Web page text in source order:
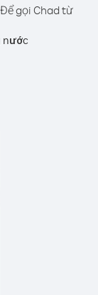
Để gọi Chad từ
nước